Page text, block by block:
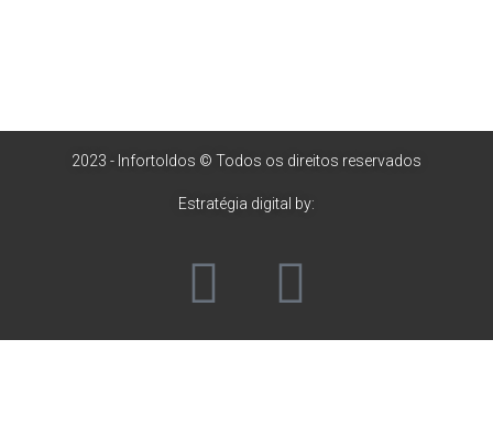
2023 - Infortoldos © Todos os direitos reservados
Estratégia digital by: